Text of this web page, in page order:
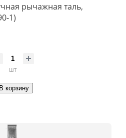
рычажная таль,
1)
шт
В корзину